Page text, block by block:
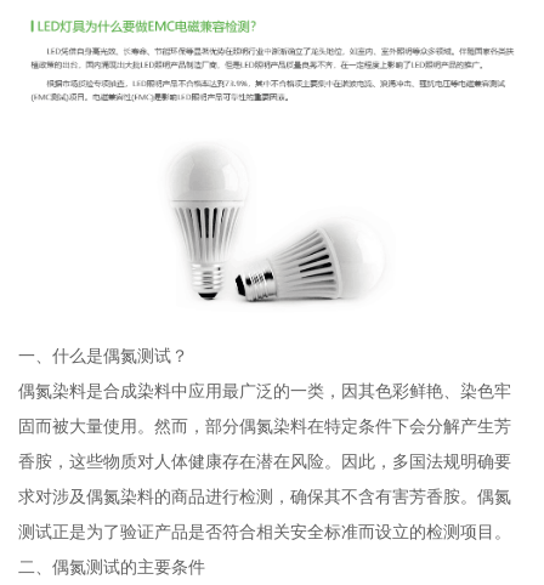
一、什么是偶氮测试？
偶氮染料是合成染料中应用最广泛的一类，因其色彩鲜艳、染色牢
固而被大量使用。然而，部分偶氮染料在特定条件下会分解产生芳
香胺，这些物质对人体健康存在潜在风险。因此，多国法规明确要
求对涉及偶氮染料的商品进行检测，确保其不含有害芳香胺。偶氮
测试正是为了验证产品是否符合相关安全标准而设立的检测项目。
二、偶氮测试的主要条件